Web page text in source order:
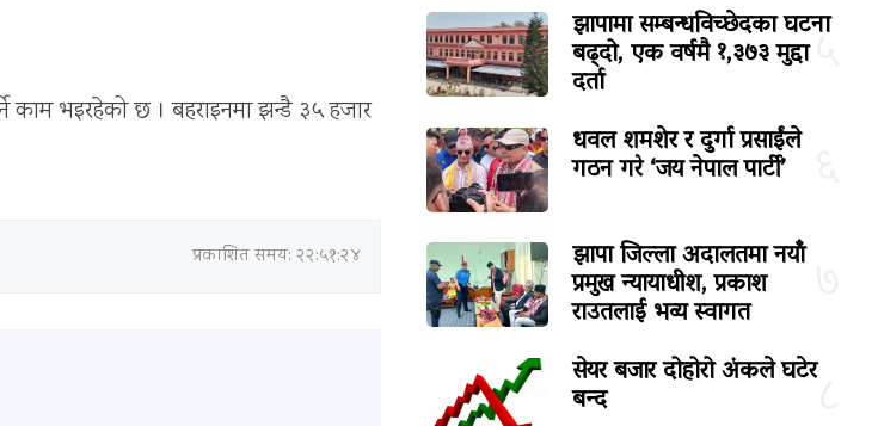
काम भइरहेको छ । बहराइनमा झन्डै ३५ हजार
प्रकाशित समय: २२:५१:२४
५
झापामा सम्बन्धविच्छेदका घटना
बढ्दो, एक वर्षमै १,३७३ मुद्दा
दर्ता
धवल शमशेर र दुर्गा प्रसाईंले
गठन गरे ‘जय नेपाल पार्टी’
झापा जिल्ला अदालतमा नयाँ
प्रमुख न्यायाधीश, प्रकाश
राउतलाई भव्य स्वागत
सेयर बजार दोहोरो अंकले घटेर
बन्द